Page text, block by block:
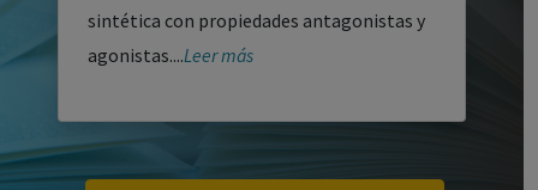
sintética con propiedades antagonistas y
agonistas....Leer más